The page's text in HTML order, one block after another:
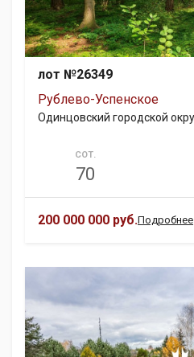
лот №26349
Рублево-Успенское
Одинцовский городской
СОТ.
70
200 000 000 руб.Подробнее